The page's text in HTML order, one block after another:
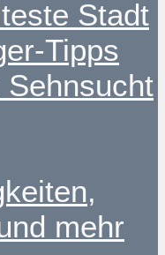
Stadt
Tipps
mehr